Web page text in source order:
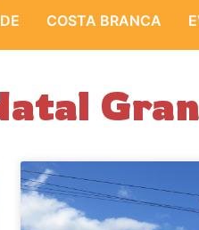
COSTA BRANCA